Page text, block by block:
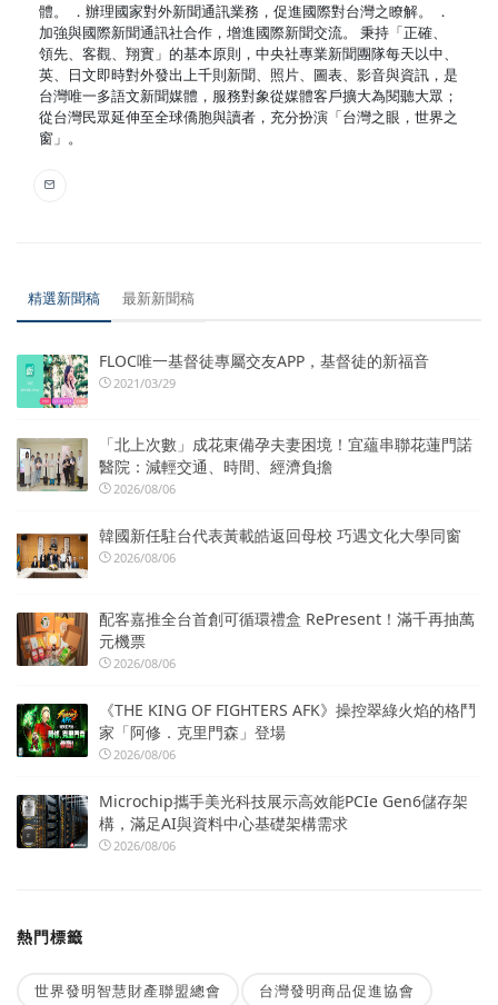
體。 ．辦理國家對外新聞通訊業務，促進國際對台灣之瞭解。 ．
加強與國際新聞通訊社合作，增進國際新聞交流。 秉持「正確、
領先、客觀、翔實」的基本原則，中央社專業新聞團隊每天以中、
英、日文即時對外發出上千則新聞、照片、圖表、影音與資訊，是
台灣唯一多語文新聞媒體，服務對象從媒體客戶擴大為閱聽大眾；
從台灣民眾延伸至全球僑胞與讀者，充分扮演「台灣之眼，世界之
窗」。
精選新聞稿 最新新聞稿
FLOC唯一基督徒專屬交友APP，基督徒的新福音
2021/03/29
「北上次數」成花東備孕夫妻困境！宜蘊串聯花蓮門諾
醫院：減輕交通、時間、經濟負擔
2026/08/06
韓國新任駐台代表黃載皓返回母校 巧遇文化大學同窗
2026/08/06
配客嘉推全台首創可循環禮盒 RePresent！滿千再抽萬
元機票
2026/08/06
《THE KING OF FIGHTERS AFK》操控翠綠火焰的格鬥
家「阿修．克里門森」登場
2026/08/06
Microchip攜手美光科技展示高效能PCIe Gen6儲存架
構，滿足AI與資料中心基礎架構需求
2026/08/06
熱門標籤
世界發明智慧財產聯盟總會 台灣發明商品促進協會